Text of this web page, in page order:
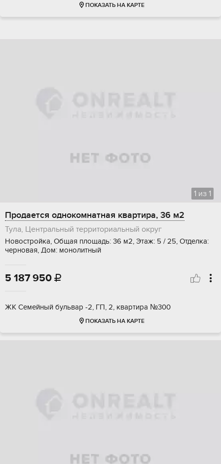
ПОКАЗАТЬ НА КАРТЕ
1 из 1
Продается однокомнатная квартира, 36 м2
Тула, Центральный территориальный округ
Новостройка, Общая площадь: 36 м2, Этаж: 5 / 25, Отделка:
черновая, Дом: монолитный
5 187 950 
ЖК Семейный бульвар -2, ГП, 2, квартира №300
ПОКАЗАТЬ НА КАРТЕ